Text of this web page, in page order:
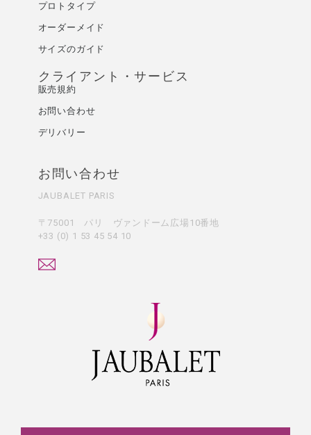
プロトタイプ
オーダーメイド
サイズのガイド
クライアント・サービス
販売規約
お問い合わせ
デリバリー
お問い合わせ
JAUBALET PARIS
〒75001 パリ ヴァンドーム広場10番地
+33 (0) 1 53 45 54 10